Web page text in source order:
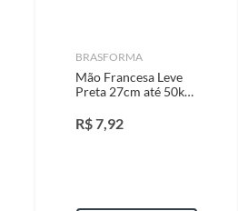
BRASFORMA
Mão Francesa Leve
Preta 27cm até 50kg
R$7,92